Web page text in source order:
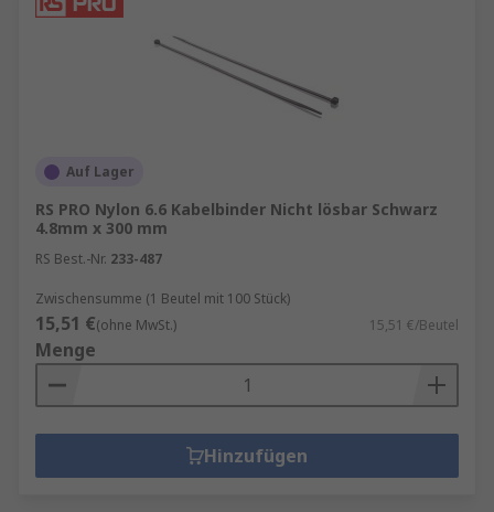
Auf Lager
RS PRO Nylon 6.6 Kabelbinder Nicht lösbar Schwarz
4.8mm x 300 mm
RS Best.-Nr. 233-487
Zwischensumme (1 Beutel mit 100 Stück)
15,51 €(ohne MwSt.) 15,51 €/Beutel
Menge
Hinzufügen